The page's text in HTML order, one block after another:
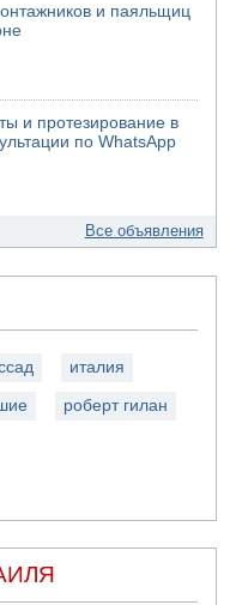
и паяльщиц
и протезирование в
по WhatsApp
Все объявления
италия
роберт гилан